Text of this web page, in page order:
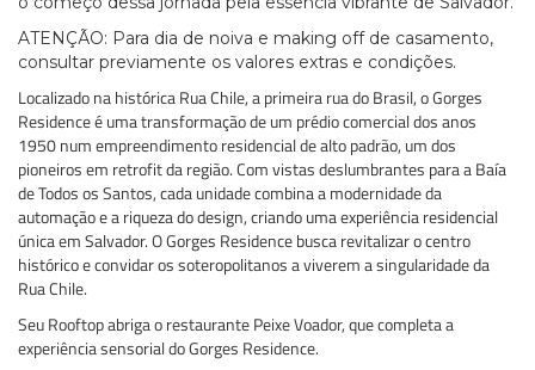
ATENÇÃO: Para dia de noiva e making off de casamento,
consultar previamente os valores extras e condições.
Localizado na histórica Rua Chile, a primeira rua do Brasil, o Gorges
Residence é uma transformação de um prédio comercial dos anos
1950 num empreendimento residencial de alto padrão, um dos
pioneiros em retrofit da região. Com vistas deslumbrantes para a Baía
de Todos os Santos, cada unidade combina a modernidade da
automação e a riqueza do design, criando uma experiência residencial
única em Salvador. O Gorges Residence busca revitalizar o centro
histórico e convidar os soteropolitanos a viverem a singularidade da
Rua Chile.
Seu Rooftop abriga o restaurante Peixe Voador, que completa a
experiência sensorial do Gorges Residence.